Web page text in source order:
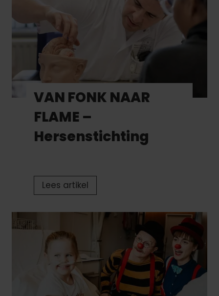
VAN FONK NAAR
FLAME –
Hersenstichting
Lees artikel
A
N
K
N